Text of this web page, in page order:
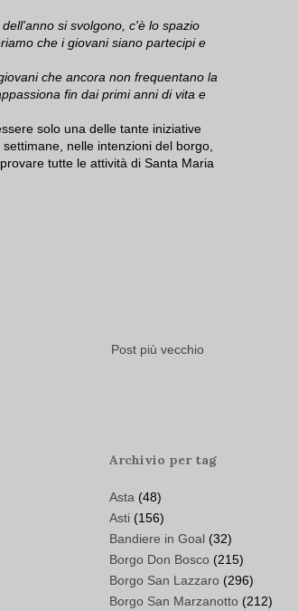
si svolgono, c'è lo spazio
che i giovani siano partecipi e
che ancora non frequentano la
fin dai primi anni di vita e
solo una delle tante iniziative
nelle intenzioni del borgo,
tutte le attività di Santa Maria
Post più vecchio
Archivio per tag
Asta (48)
Asti (156)
Bandiere in Goal (32)
Borgo Don Bosco (215)
Borgo San Lazzaro (296)
Borgo San Marzanotto (212)